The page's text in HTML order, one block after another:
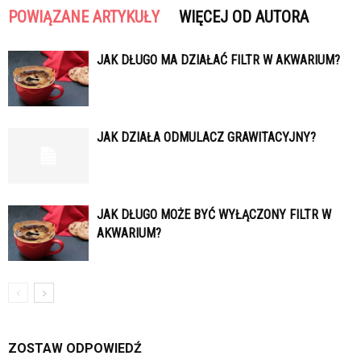
POWIĄZANE ARTYKUŁY WIĘCEJ OD AUTORA
JAK DŁUGO MA DZIAŁAĆ FILTR W AKWARIUM?
JAK DZIAŁA ODMULACZ GRAWITACYJNY?
JAK DŁUGO MOŻE BYĆ WYŁĄCZONY FILTR W
AKWARIUM?
ZOSTAW ODPOWIEDŹ